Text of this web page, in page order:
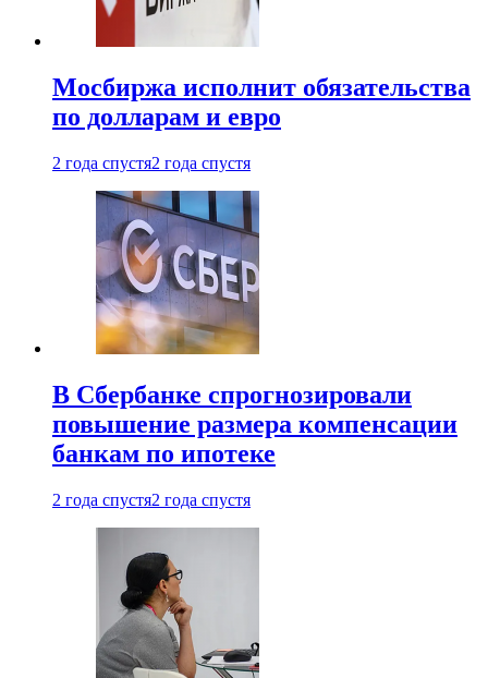
Мосбиржа исполнит обязательства
по долларам и евро
2 года спустя2 года спустя
В Сбербанке спрогнозировали
повышение размера компенсации
банкам по ипотеке
2 года спустя2 года спустя